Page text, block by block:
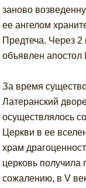
заново
ее ангелом
Предтеча. Через
объявлен апостол
За время
Латеранский
осуществлялось
Церкви в ее
храм
церковь получила
сожалению, в V